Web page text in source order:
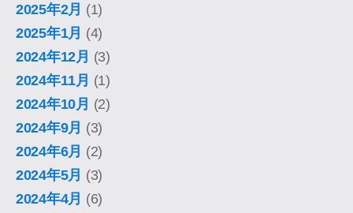
2025年2月 (1)
2025年1月 (4)
2024年12月 (3)
2024年11月 (1)
2024年10月 (2)
2024年9月 (3)
2024年6月 (2)
2024年5月 (3)
2024年4月 (6)